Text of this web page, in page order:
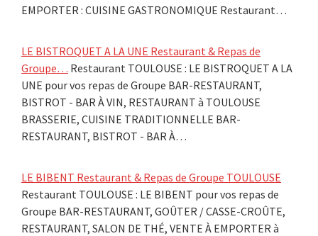
EMPORTER : CUISINE GASTRONOMIQUE Restaurant…
LE BISTROQUET A LA UNE Restaurant & Repas de
Groupe… Restaurant TOULOUSE : LE BISTROQUET A LA
UNE pour vos repas de Groupe BAR-RESTAURANT,
BISTROT - BAR À VIN, RESTAURANT à TOULOUSE
BRASSERIE, CUISINE TRADITIONNELLE BAR-
RESTAURANT, BISTROT - BAR À…
LE BIBENT Restaurant & Repas de Groupe TOULOUSE
Restaurant TOULOUSE : LE BIBENT pour vos repas de
Groupe BAR-RESTAURANT, GOÛTER / CASSE-CROÛTE,
RESTAURANT, SALON DE THÉ, VENTE À EMPORTER à